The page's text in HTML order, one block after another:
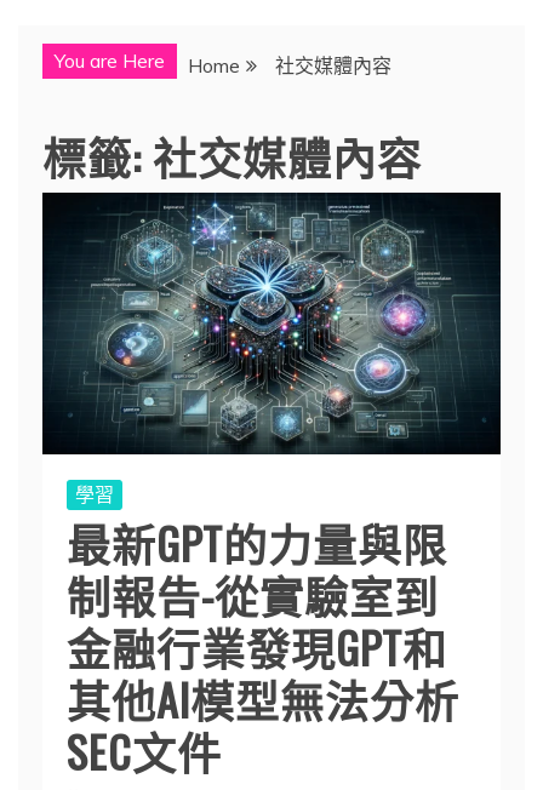
You are Here Home 社交媒體內容
標籤:社交媒體內容
學習
最新GPT的力量與限
制報告-從實驗室到
金融行業發現GPT和
其他AI模型無法分析
SEC文件